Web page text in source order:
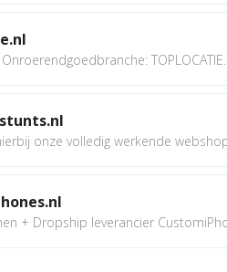
onze volledig werkende webshop
+ Dropship leverancier